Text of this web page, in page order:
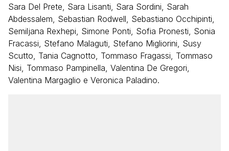
Sara Del Prete, Sara Lisanti, Sara Sordini, Sarah
Abdessalem, Sebastian Rodwell, Sebastiano Occhipinti,
Semiljana Rexhepi, Simone Ponti, Sofia Pronesti, Sonia
Fracassi, Stefano Malaguti, Stefano Migliorini, Susy
Scutto, Tania Cagnotto, Tommaso Fragassi, Tommaso
Nisi, Tommaso Pampinella, Valentina De Gregori,
Valentina Margaglio e Veronica Paladino.